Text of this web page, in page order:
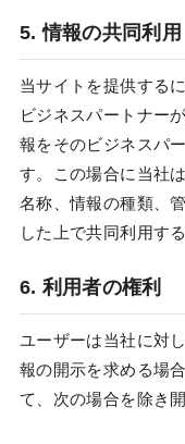
5. 情報の共同利用
当サイトを提供する
ビジネスパートナー
報をそのビジネスパ
す。この場合に当社
名称、情報の種類、
した上で共同利用す
6. 利用者の権利
ユーザーは当社に対
報の開示を求める場
て、次の場合を除き